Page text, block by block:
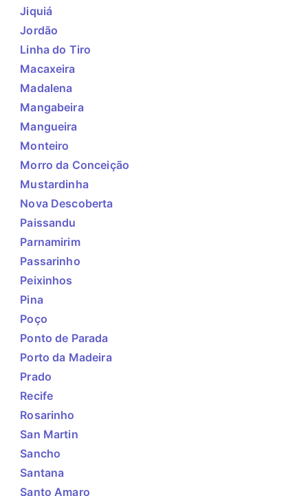
Jiquiá
Jordão
Linha do Tiro
Macaxeira
Madalena
Mangabeira
Mangueira
Monteiro
Morro da Conceição
Mustardinha
Nova Descoberta
Paissandu
Parnamirim
Passarinho
Peixinhos
Pina
Poço
Ponto de Parada
Porto da Madeira
Prado
Recife
Rosarinho
San Martin
Sancho
Santana
Santo Amaro